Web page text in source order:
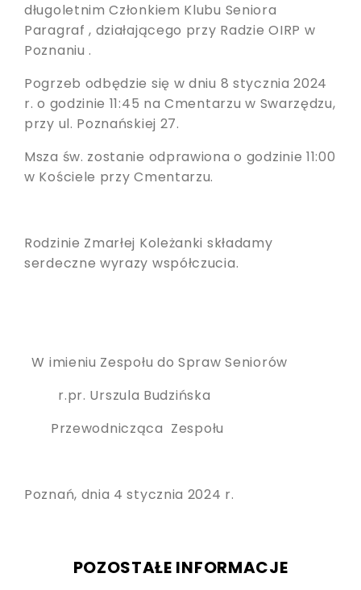
długoletnim Członkiem Klubu Seniora
Paragraf , działającego przy Radzie OIRP w
Poznaniu .
Pogrzeb odbędzie się w dniu 8 stycznia 2024
r. o godzinie 11:45 na Cmentarzu w Swarzędzu,
przy ul. Poznańskiej 27.
Msza św. zostanie odprawiona o godzinie 11:00
w Kościele przy Cmentarzu.
Rodzinie Zmarłej Koleżanki składamy
serdeczne wyrazy współczucia.
W imieniu Zespołu do Spraw Seniorów
r.pr. Urszula Budzińska
Przewodnicząca Zespołu
Poznań, dnia 4 stycznia 2024 r.
POZOSTAŁE INFORMACJE